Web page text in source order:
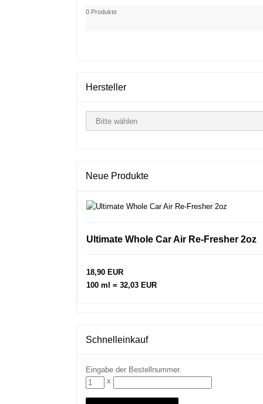
0 Produkte
Hersteller
Neue Produkte
Ultimate Whole Car Air Re-Fresher 2oz
18,90 EUR
100 ml = 32,03 EUR
Schnelleinkauf
Eingabe der Bestellnummer.
x